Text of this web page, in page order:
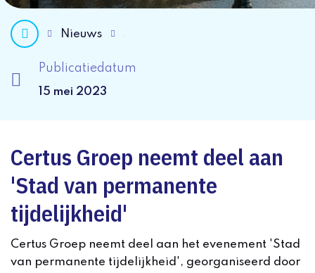
Nieuws
Publicatiedatum
15 mei 2023
Certus Groep neemt deel aan
'Stad van permanente
tijdelijkheid'
Certus Groep neemt deel aan het evenement 'Stad
van permanente tijdelijkheid', georganiseerd door